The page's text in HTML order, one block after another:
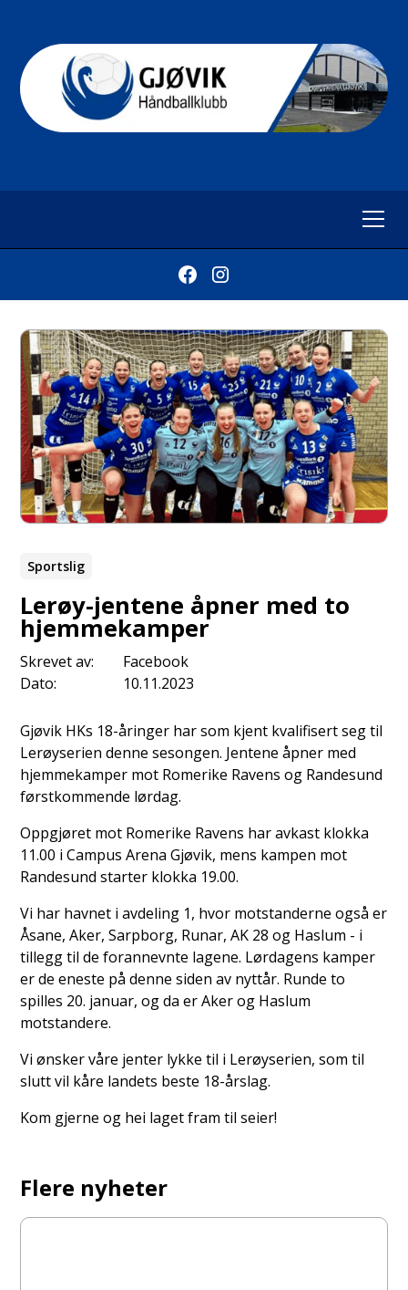
Sportslig
Lerøy-jentene åpner med to
hjemmekamper
Skrevet av:
Dato:
Facebook
10.11.2023
Gjøvik HKs 18-åringer har som kjent kvalifisert seg til
Lerøyserien denne sesongen. Jentene åpner med
hjemmekamper mot Romerike Ravens og Randesund
førstkommende lørdag.
Oppgjøret mot Romerike Ravens har avkast klokka
11.00 i Campus Arena Gjøvik, mens kampen mot
Randesund starter klokka 19.00.
Vi har havnet i avdeling 1, hvor motstanderne også er
Åsane, Aker, Sarpborg, Runar, AK 28 og Haslum - i
tillegg til de forannevnte lagene. Lørdagens kamper
er de eneste på denne siden av nyttår. Runde to
spilles 20. januar, og da er Aker og Haslum
motstandere.
Vi ønsker våre jenter lykke til i Lerøyserien, som til
slutt vil kåre landets beste 18-årslag.
Kom gjerne og hei laget fram til seier!
Flere nyheter